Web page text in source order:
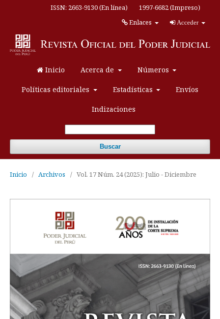
Inicio Acerca de Números
Políticas editoriales Estadísticas Envíos
Indizaciones
Buscar
ISSN: 2663-9130 (En línea)
1997-6682 (Impreso)
Enlaces
Acceder
Inicio / Archivos / Vol. 17 Núm. 24 (2025): Julio - Diciembre